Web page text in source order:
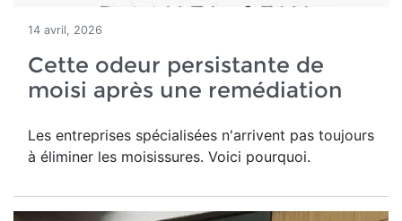
14 avril, 2026
Cette odeur persistante de
moisi après une remédiation
Les entreprises spécialisées n'arrivent pas toujours
à éliminer les moisissures. Voici pourquoi.